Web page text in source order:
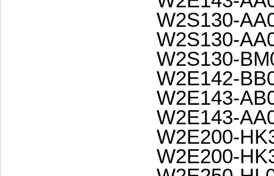
W2S130-
W2S130-
W2S130-
W2E142-
W2E143-
W2E143-
W2E200-
W2E200-